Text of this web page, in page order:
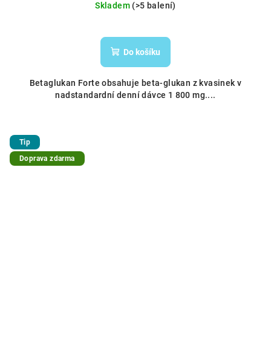
Skladem (>5 balení)
Do košíku
Betaglukan Forte obsahuje beta-glukan z kvasinek v
nadstandardní denní dávce 1 800 mg....
Tip
Doprava zdarma